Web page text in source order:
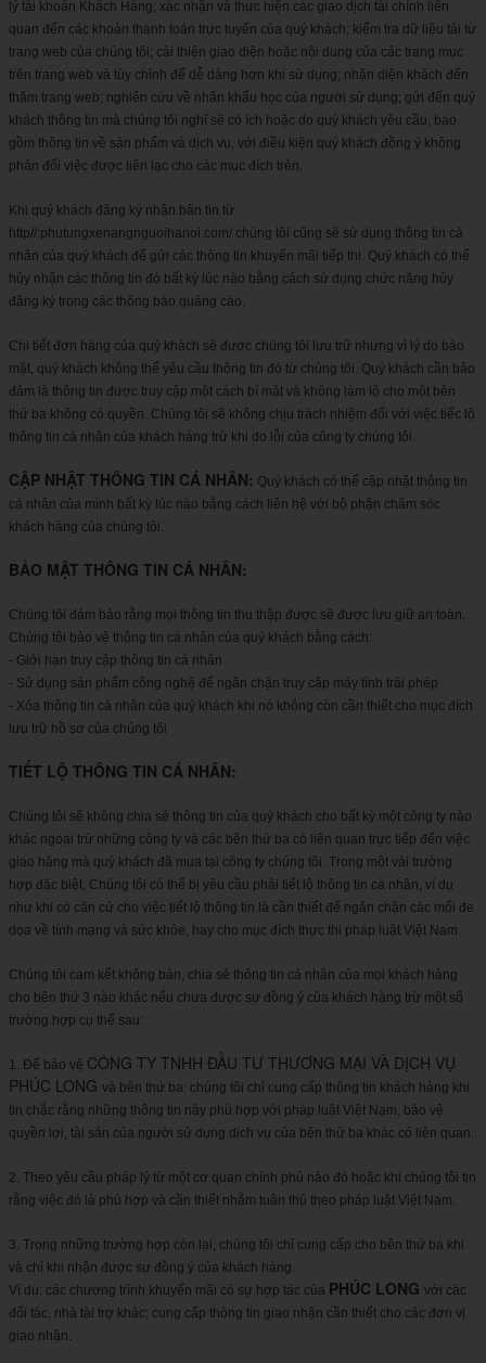
lý tài khoản Khách Hàng; xác nhận và thực hiện các giao dịch tài chính liên
quan đến các khoản thanh toán trực tuyến của quý khách; kiểm tra dữ liệu tải từ
trang web của chúng tôi; cải thiện giao diện hoặc nội dung của các trang mục
trên trang web và tùy chỉnh để dễ dàng hơn khi sử dụng; nhận diện khách đến
thăm trang web; nghiên cứu về nhân khẩu học của người sử dụng; gửi đến quý
khách thông tin mà chúng tôi nghĩ sẽ có ích hoặc do quý khách yêu cầu, bao
gồm thông tin về sản phẩm và dịch vụ, với điều kiện quý khách đồng ý không
phản đối việc được liên lạc cho các mục đích trên.
Khi quý khách đăng ký nhận bản tin từ
http//:phutungxenangnguoihanoi.com/ chúng tôi cũng sẽ sử dụng thông tin cá
nhân của quý khách để gửi các thông tin khuyến mãi tiếp thị. Quý khách có thể
hủy nhận các thông tin đó bất kỳ lúc nào bằng cách sử dụng chức năng hủy
đăng ký trong các thông báo quảng cáo.
Chi tiết đơn hàng của quý khách sẽ được chúng tôi lưu trữ nhưng vì lý do bảo
mật, quý khách không thể yêu cầu thông tin đó từ chúng tôi. Quý khách cần bảo
đảm là thông tin được truy cập một cách bí mật và không làm lộ cho một bên
thứ ba không có quyền. Chúng tôi sẽ không chịu trách nhiệm đối với việc tiếc lộ
thông tin cá nhân của khách hàng trừ khi do lỗi của công ty chúng tôi.
CẬP NHẬT THÔNG TIN CÁ NHÂN: Quý khách có thể cập nhật thông tin
cá nhân của mình bất kỳ lúc nào bằng cách liên hệ với bộ phận chăm sóc
khách hàng của chúng tôi.
BẢO MẬT THÔNG TIN CÁ NHÂN:
Chúng tôi đảm bảo rằng mọi thông tin thu thập được sẽ được lưu giữ an toàn.
Chúng tôi bảo vệ thông tin cá nhân của quý khách bằng cách:
- Giới hạn truy cập thông tin cá nhân
- Sử dụng sản phẩm công nghệ để ngăn chặn truy cập máy tính trái phép
- Xóa thông tin cá nhân của quý khách khi nó không còn cần thiết cho mục đích
lưu trữ hồ sơ của chúng tôi
TIẾT LỘ THÔNG TIN CÁ NHÂN:
Chúng tôi sẽ không chia sẻ thông tin của quý khách cho bất kỳ một công ty nào
khác ngoại trừ những công ty và các bên thứ ba có liên quan trực tiếp đến việc
giao hàng mà quý khách đã mua tại công ty chúng tôi. Trong một vài trường
hợp đặc biệt, Chúng tôi có thể bị yêu cầu phải tiết lộ thông tin cá nhân, ví dụ
như khi có căn cứ cho việc tiết lộ thông tin là cần thiết để ngăn chặn các mối đe
dọa về tính mạng và sức khỏe, hay cho mục đích thực thi pháp luật Việt Nam.
Chúng tôi cam kết không bán, chia sẻ thông tin cá nhân của mọi khách hàng
cho bên thứ 3 nào khác nếu chưa được sự đồng ý của khách hàng trừ một số
trường hợp cụ thể sau:
1. Để bảo vệ CÔNG TY TNHH ĐẦU TƯ THƯƠNG MẠI VÀ DỊCH VỤ
PHÚC LONG và bên thứ ba: chúng tôi chỉ cung cấp thông tin khách hàng khi
tin chắc rằng những thông tin này phù hợp với pháp luật Việt Nam, bảo vệ
quyền lợi, tài sản của người sử dụng dịch vụ của bên thứ ba khác có liên quan.
2. Theo yêu cầu pháp lý từ một cơ quan chính phủ nào đó hoặc khi chúng tôi tin
rằng việc đó là phù hợp và cần thiết nhằm tuân thủ theo pháp luật Việt Nam.
3. Trong những trường hợp còn lại, chúng tôi chỉ cung cấp cho bên thứ ba khi
và chỉ khi nhận được sự đồng ý của khách hàng.
Ví dụ: các chương trình khuyến mãi có sự hợp tác của PHÚC LONG với các
đối tác, nhà tài trợ khác; cung cấp thông tin giao nhận cần thiết cho các đơn vị
giao nhận.